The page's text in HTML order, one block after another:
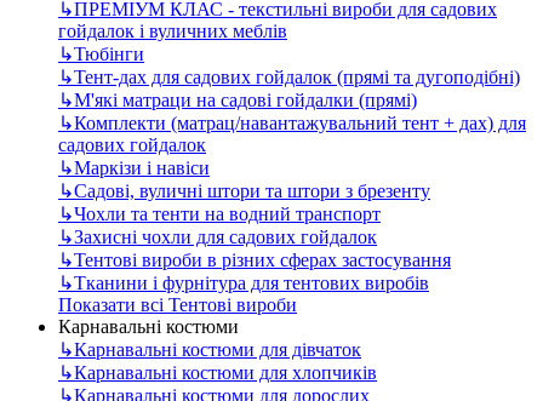
↳ПРЕМІУМ КЛАС - текстильні вироби для садових
гойдалок і вуличних меблів
↳Тюбінги
↳Тент-дах для садових гойдалок (прямі та дугоподібні)
↳М'які матраци на садові гойдалки (прямі)
↳Комплекти (матрац/навантажувальний тент + дах) для
садових гойдалок
↳Маркізи і навіси
↳Садові, вуличні штори та штори з брезенту
↳Чохли та тенти на водний транспорт
↳Захисні чохли для садових гойдалок
↳Тентові вироби в різних сферах застосування
↳Тканини і фурнітура для тентових виробів
Показати всі Тентові вироби
Карнавальні костюми
↳Карнавальні костюми для дівчаток
↳Карнавальні костюми для хлопчиків
↳Карнавальні костюми для дорослих